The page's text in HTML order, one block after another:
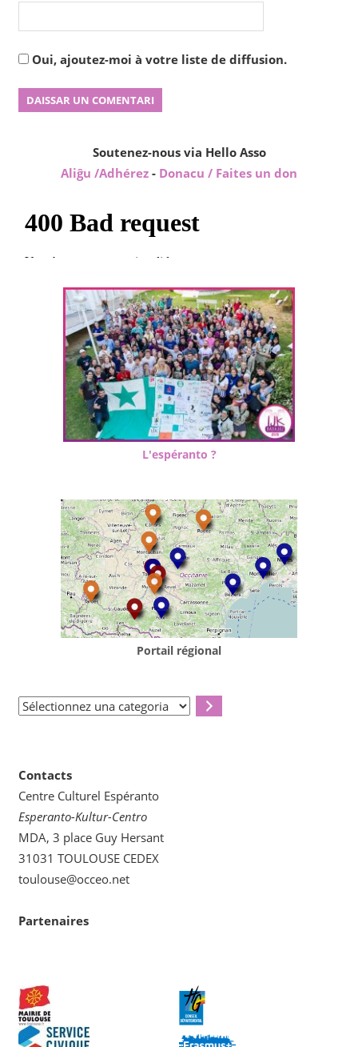
Oui, ajoutez-moi à votre liste de diffusion.
Soutenez-nous via Hello Asso
Aliĝu /Adhérez - Donacu / Faites un don
L'espéranto ?
Portail régional
Sélectionnez
Contacts
Centre Culturel Espéranto
Esperanto-Kultur-Centro
MDA, 3 place Guy Hersant
31031 TOULOUSE CEDEX
toulouse@occeo.net
Partenaires